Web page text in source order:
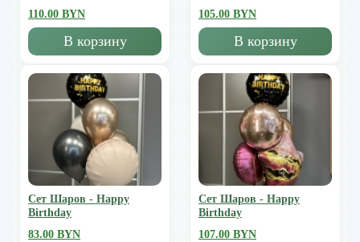
110.00 BYN
В корзину
105.00 BYN
В корзину
Сет Шаров - Happy
Birthday
83.00 BYN
Сет Шаров - Happy
Birthday
107.00 BYN